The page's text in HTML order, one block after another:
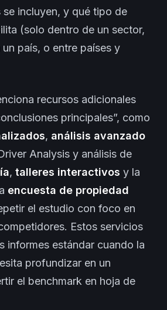
se incluyen, y qué tipo de
(solo dentro de un sector,
país, o entre países y
recursos adicionales
principales”, como
, análisis avanzado
Analysis y análisis de
, talleres interactivos y la
encuesta de propiedad
el estudio con foco en
Estos servicios
informes estándar cuando la
profundizar en un
el benchmark en hoja de